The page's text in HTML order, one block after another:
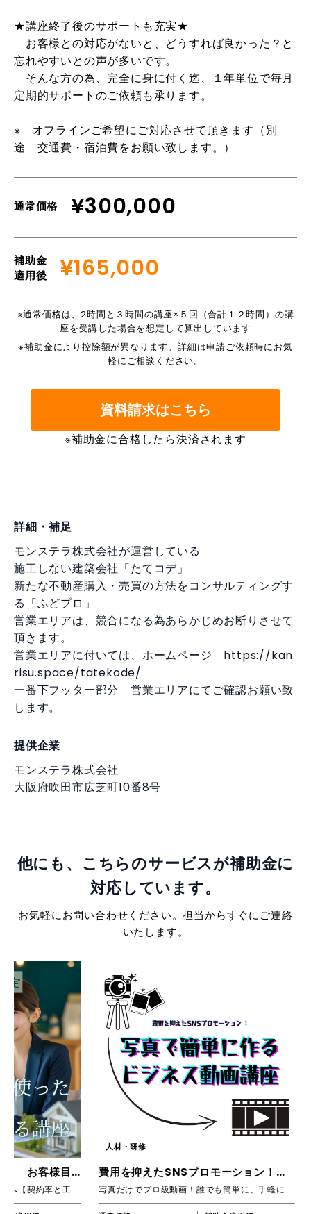
★講座終了後のサポートも充実★
お客様との対応がないと、どうすれば良かった？と
忘れやすいとの声が多いです。
そんな方の為、完全に身に付く迄、１年単位で毎月
定期的サポートのご依頼も承ります。
※ オフラインご希望にご対応させて頂きます（別
途 交通費・宿泊費をお願い致します。）
通常価格 ¥300,000
補助金
適用後
¥165,000
※通常価格は、2時間と３時間の講座×５回（合計１２時間）の講
座を受講した場合を想定して算出しています
※補助金により控除額が異なります。詳細は申請ご依頼時にお気
軽にご相談ください。
資料請求はこちら
※補助金に合格したら決済されます
詳細・補足
モンステラ株式会社が運営している
施工しない建築会社「たてコデ」
新たな不動産購入・売買の方法をコンサルティングす
る「ふどプロ」
営業エリアは、競合になる為あらかじめお断りさせて
頂きます。
営業エリアに付いては、ホームページ https://kan
risu.space/tatekode/
一番下フッター部分 営業エリアにてご確認お願い致
します。
提供企業
モンステラ株式会社
大阪府吹田市広芝町10番8号
他にも、こちらのサービスが補助金に
対応しています。
お気軽にお問い合わせください。担当からすぐにご連絡
いたします。
【建築・不動産業者限定】 お客様目の前で『住宅ローンを使った資金計画出来る』講座
建築会社さま・不動産業者さまへ【契約率と工事総額アップ】間違いなし、このスキルを身に付ければ、相談を受けたお客様を逃がす事はありません。エンドユーザーさんとの直接契約を得るなど、すごく多くのメリットを得て貰えます。
人材・研修
費用を抑えたSNSプロモーション！写真で簡単に作るビジネス動画講座 ビジ
ビジネ